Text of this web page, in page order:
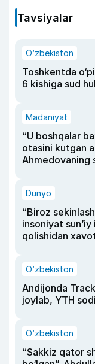
Tavsiyalar
O‘zbekiston
Toshkentda
6 kishiga sud
Madaniyat
“U boshqalar
otasini kutgan
Ahmedovaning
Dunyo
“Biroz
insoniyat
qolishidan
O‘zbekiston
Andijonda
joylab, YTH
O‘zbekiston
“Sakkiz qator